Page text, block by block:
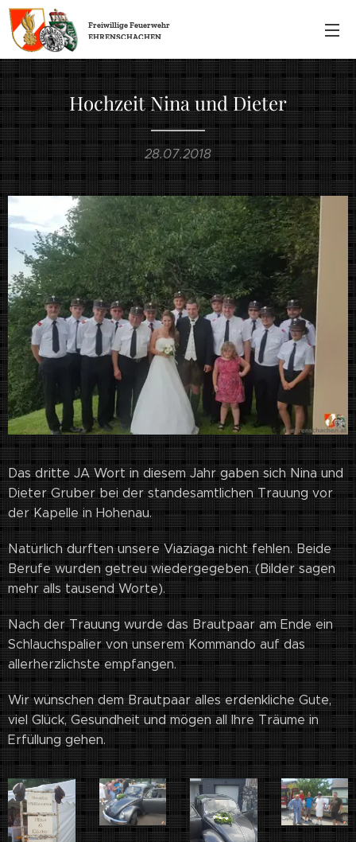
FreiwilligeFeuerwehr
EHRENSCHACHEN
Hochzeit Nina und Dieter
28.07.2018
Das dritte JA Wort in diesem Jahr gaben sich Nina und
Dieter Gruber bei der standesamtlichen Trauung vor
der Kapelle in Hohenau.
Natürlich durften unsere Viaziaga nicht fehlen. Beide
Berufe wurden getreu wiedergegeben. (Bilder sagen
mehr alls tausend Worte).
Nach der Trauung wurde das Brautpaar am Ende ein
Schlauchspalier von unserem Kommando auf das
allerherzlichste empfangen.
Wir wünschen dem Brautpaar alles erdenkliche Gute,
viel Glück, Gesundheit und mögen all Ihre Träume in
Erfüllung gehen.